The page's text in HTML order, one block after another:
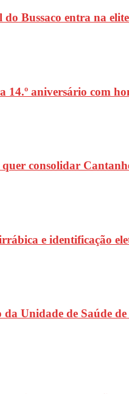
Bussaco entra na
14.º aniversário com
consolidar
e identificação
Unidade de Saúde